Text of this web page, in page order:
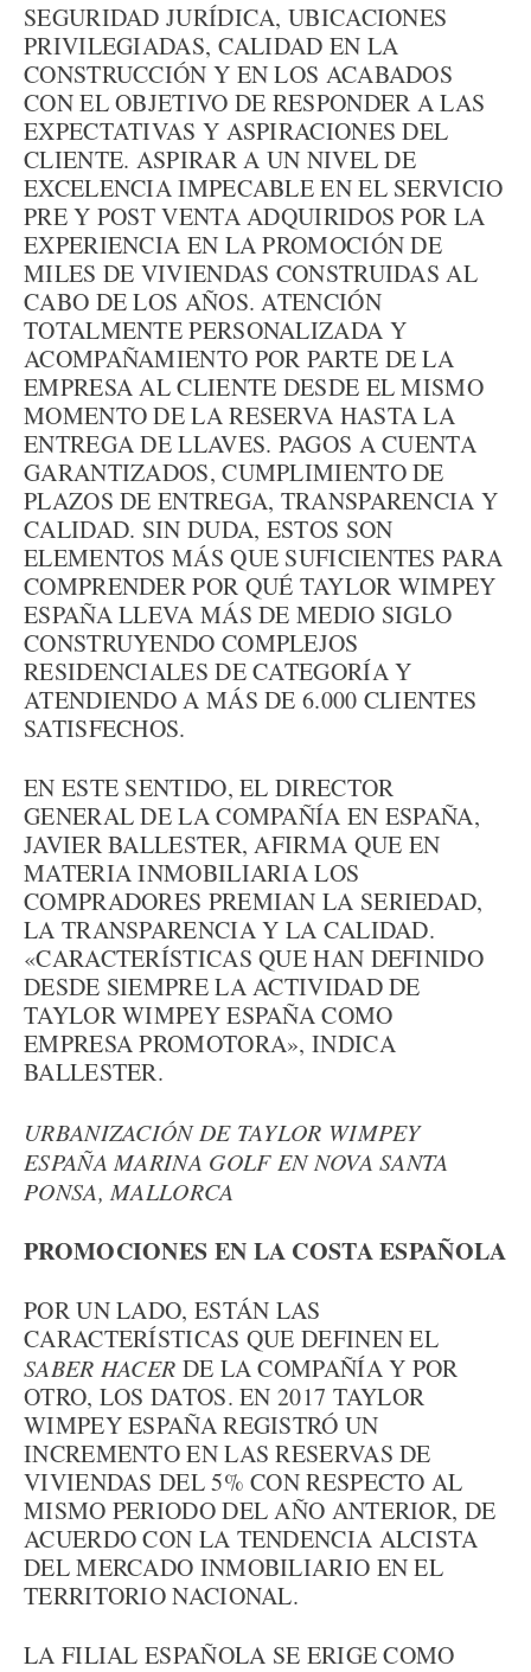
SEGURIDAD JURÍDICA, UBICACIONES
PRIVILEGIADAS, CALIDAD EN LA
CONSTRUCCIÓN Y EN LOS ACABADOS
CON EL OBJETIVO DE RESPONDER A LAS
EXPECTATIVAS Y ASPIRACIONES DEL
CLIENTE. ASPIRAR A UN NIVEL DE
EXCELENCIA IMPECABLE EN EL SERVICIO
PRE Y POST VENTA ADQUIRIDOS POR LA
EXPERIENCIA EN LA PROMOCIÓN DE
MILES DE VIVIENDAS CONSTRUIDAS AL
CABO DE LOS AÑOS. ATENCIÓN
TOTALMENTE PERSONALIZADA Y
ACOMPAÑAMIENTO POR PARTE DE LA
EMPRESA AL CLIENTE DESDE EL MISMO
MOMENTO DE LA RESERVA HASTA LA
ENTREGA DE LLAVES. PAGOS A CUENTA
GARANTIZADOS, CUMPLIMIENTO DE
PLAZOS DE ENTREGA, TRANSPARENCIA Y
CALIDAD. SIN DUDA, ESTOS SON
ELEMENTOS MÁS QUE SUFICIENTES PARA
COMPRENDER POR QUÉ TAYLOR WIMPEY
ESPAÑA LLEVA MÁS DE MEDIO SIGLO
CONSTRUYENDO COMPLEJOS
RESIDENCIALES DE CATEGORÍA Y
ATENDIENDO A MÁS DE 6.000 CLIENTES
SATISFECHOS.
EN ESTE SENTIDO, EL DIRECTOR
GENERAL DE LA COMPAÑÍA EN ESPAÑA,
JAVIER BALLESTER, AFIRMA QUE EN
MATERIA INMOBILIARIA LOS
COMPRADORES PREMIAN LA SERIEDAD,
LA TRANSPARENCIA Y LA CALIDAD.
«CARACTERÍSTICAS QUE HAN DEFINIDO
DESDE SIEMPRE LA ACTIVIDAD DE
TAYLOR WIMPEY ESPAÑA COMO
EMPRESA PROMOTORA», INDICA
BALLESTER.
URBANIZACIÓN DE TAYLOR WIMPEY
ESPAÑA MARINA GOLF EN NOVA SANTA
PONSA, MALLORCA
PROMOCIONES EN LA COSTA ESPAÑOLA
POR UN LADO, ESTÁN LAS
CARACTERÍSTICAS QUE DEFINEN EL
SABER HACER DE LA COMPAÑÍA Y POR
OTRO, LOS DATOS. EN 2017 TAYLOR
WIMPEY ESPAÑA REGISTRÓ UN
INCREMENTO EN LAS RESERVAS DE
VIVIENDAS DEL 5% CON RESPECTO AL
MISMO PERIODO DEL AÑO ANTERIOR, DE
ACUERDO CON LA TENDENCIA ALCISTA
DEL MERCADO INMOBILIARIO EN EL
TERRITORIO NACIONAL.
LA FILIAL ESPAÑOLA SE ERIGE COMO